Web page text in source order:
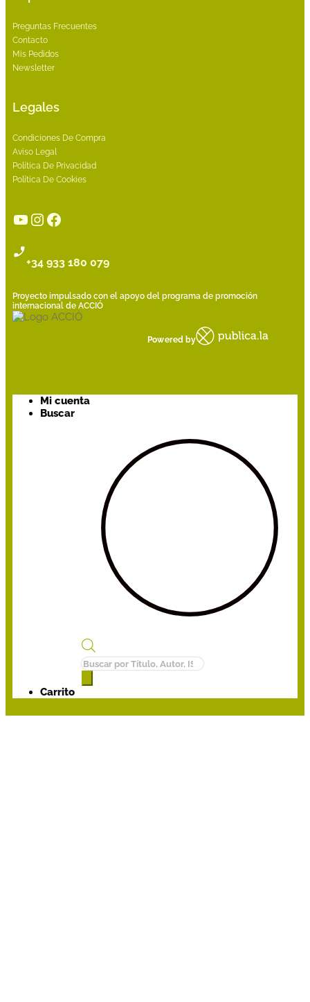
Preguntas Frecuentes
Contacto
Mis Pedidos
Newsletter
Legales
Condiciones De Compra
Aviso Legal
Política De Privacidad
Política De Cookies
YouTube
Instagram
Facebook
+34 933 180 079
Proyecto impulsado con el apoyo del programa de promoción
internacional de ACCIÓ
Powered by
Mi cuenta
Buscar
Búsqueda
de
productos
Carrito